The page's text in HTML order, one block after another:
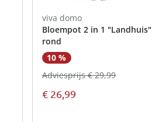
viva domo
Bloempot 2 in 1 "Landhuis"
rond
10 %
€ 26,99
Adviesprijs € 29,99